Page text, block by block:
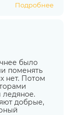
Подробнее
было
поменять
нет. Потом
ледяное.
добрые,